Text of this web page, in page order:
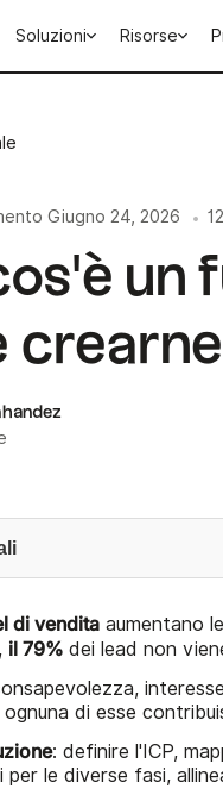
Soluzioni Risorse
Giugno 24, 2026 •
un
di vendita aumentano
il 79% dei lead non
di esse
: definire l'ICP,
per le diverse fasi,